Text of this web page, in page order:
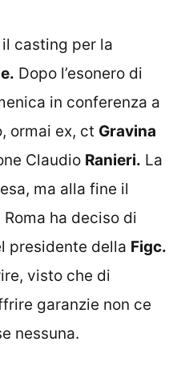
casting per la
Dopo l’esonero di
in conferenza a
ormai ex, ct Gravina
Claudio Ranieri. La
ma alla fine il
ha deciso di
presidente della Figc.
visto che di
garanzie non ce
nessuna.